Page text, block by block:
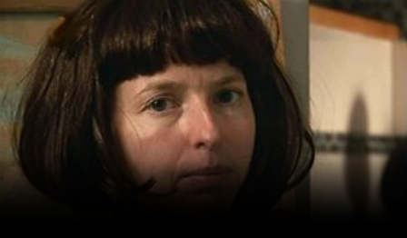
Nocne czytanie w